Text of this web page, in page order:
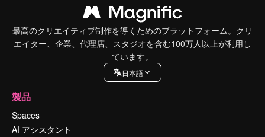
最高のクリエイティブ制作を導くためのプラットフォーム。クリ
エイター、企業、代理店、スタジオを含む100万人以上が利用し
ています。
日本語
製品
Spaces
AI アシスタント